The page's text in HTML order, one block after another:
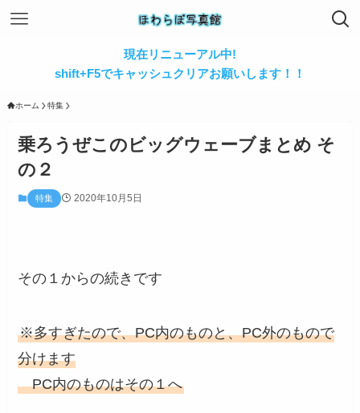
現在リニューアル中!
shift+F5でキャッシュクリアお願いします！！
ホーム 特集
乗ろうぜこのビッグウェーブまとめ そ
の２
特集 2020年10月5日
その１からの続きです
※多すぎたので、PC内のものと、PC外のもので
分けます
PC内のものはその１へ